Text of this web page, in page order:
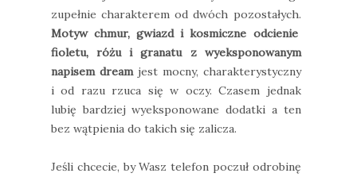
zupełnie charakterem od dwóch pozostałych.
Motyw chmur, gwiazd i kosmiczne odcienie
fioletu, różu i granatu z wyeksponowanym
napisem dreamjest mocny, charakterystyczny
i od razu rzuca się w oczy. Czasem jednak
lubię bardziej wyeksponowane dodatki a ten
bez wątpienia do takich się zalicza.
Jeśli chcecie, by Wasz telefon poczuł odrobinę